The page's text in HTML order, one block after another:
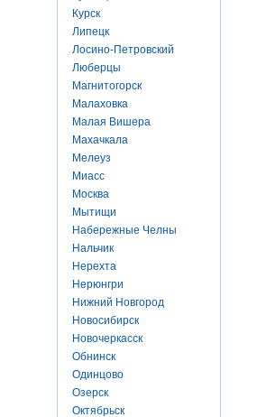
Курск
Липецк
Лосино-Петровский
Люберцы
Магнитогорск
Малаховка
Малая Вишера
Махачкала
Мелеуз
Миасс
Москва
Мытищи
Набережные Челны
Нальчик
Нерехта
Нерюнгри
Нижний Новгород
Новосибирск
Новочеркасск
Обнинск
Одинцово
Озерск
Октябрьск